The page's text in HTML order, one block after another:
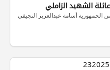
الشهيد الزاملي
الجمهورية أسامة عبدالعزيز النجيفي